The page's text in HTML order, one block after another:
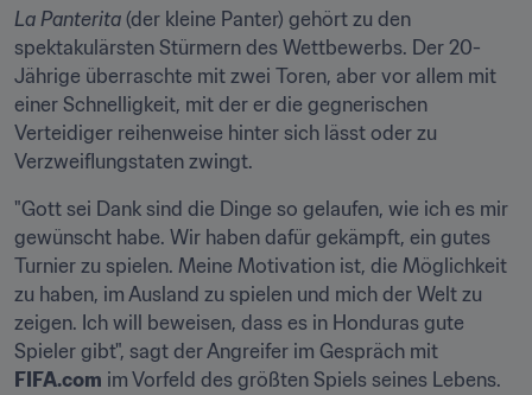
La Panterita (der kleine Panter) gehört zu den
spektakulärsten Stürmern des Wettbewerbs. Der 20-
Jährige überraschte mit zwei Toren, aber vor allem mit
einer Schnelligkeit, mit der er die gegnerischen
Verteidiger reihenweise hinter sich lässt oder zu
Verzweiflungstaten zwingt.
"Gott sei Dank sind die Dinge so gelaufen, wie ich es mir
gewünscht habe. Wir haben dafür gekämpft, ein gutes
Turnier zu spielen. Meine Motivation ist, die Möglichkeit
zu haben, im Ausland zu spielen und mich der Welt zu
zeigen. Ich will beweisen, dass es in Honduras gute
FIFA.com im Vorfeld des größten Spiels seines Lebens.